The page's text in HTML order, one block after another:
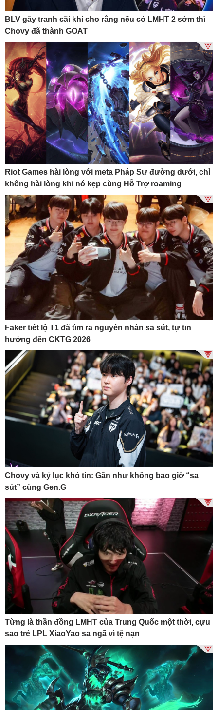
BLV gây tranh cãi khi cho rằng nếu có LMHT 2 sớm thì
Chovy đã thành GOAT
Riot Games hài lòng với meta Pháp Sư đường dưới, chỉ
không hài lòng khi nó kẹp cùng Hỗ Trợ roaming
Faker tiết lộ T1 đã tìm ra nguyên nhân sa sút, tự tin
hướng đến CKTG 2026
Chovy và kỷ lục khó tin: Gần như không bao giờ “sa
sút” cùng Gen.G
Từng là thần đồng LMHT của Trung Quốc một thời, cựu
sao trẻ LPL XiaoYao sa ngã vì tệ nạn